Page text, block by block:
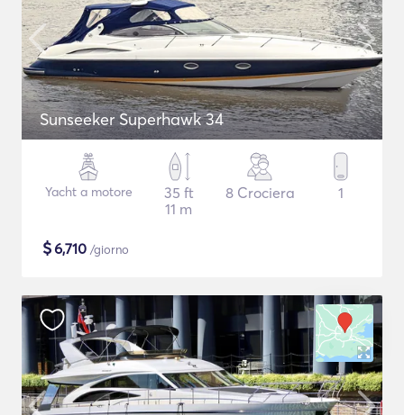
Sunseeker Superhawk 34
Yacht a motore
35 ft
11 m
8 Crociera 1
$6,710 /giorno